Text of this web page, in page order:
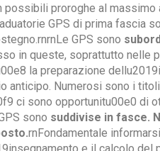
proroghe al massimo
GPS di prima fascia
GPS sono
in queste, soprattutto nelle
la preparazione
anticipo. Numerosi sono i
ci sono opportunitu00e0 di
sono suddivise in fasce.
rnFondamentale